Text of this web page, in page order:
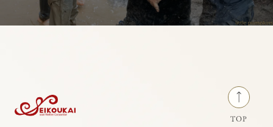
横浜りとるぱんぷきんず
TOP